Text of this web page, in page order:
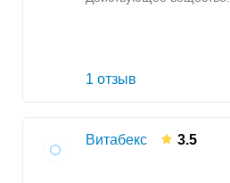
1 отзыв
Витабекс 3.5